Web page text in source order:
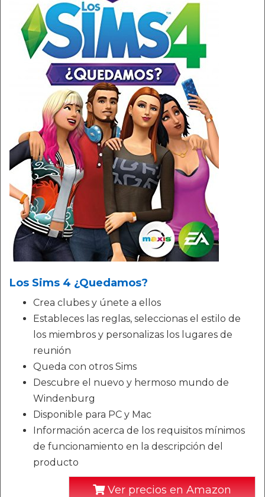
Los Sims 4 ¿Quedamos?
Crea clubes y únete a ellos
Estableces las reglas, seleccionas el estilo de
los miembros y personalizas los lugares de
reunión
Queda con otros Sims
Descubre el nuevo y hermoso mundo de
Windenburg
Disponible para PC y Mac
Información acerca de los requisitos mínimos
de funcionamiento en la descripción del
producto
Ver precios en Amazon